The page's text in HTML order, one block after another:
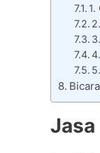
1.
Jasa